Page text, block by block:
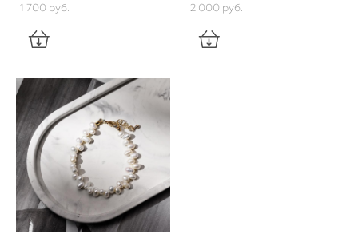
1 700 pуб.
2 000 pуб.